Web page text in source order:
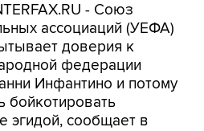
- Союз
ассоциаций (УЕФА)
доверия к
федерации
Инфантино и потому
бойкотировать
эгидой, сообщает в